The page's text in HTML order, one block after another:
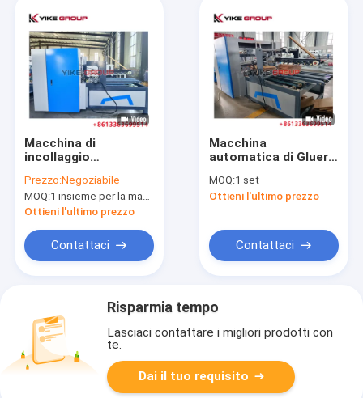
Macchina di
incollaggio
cartoni YIKE GROUP
Prezzo:Negoziabile
MOQ:1 insieme per la macchina automatica di Gluer della cartella
Ottieni l'ultimo prezzo
Contattaci
Macchina
automatica di Gluer
contenitore di
cartone, macchina
pieghevole
MOQ:1 set
Ottieni l'ultimo prezzo
Contattaci
Risparmia tempo
Lasciaci contattare i migliori prodotti con
te.
Dai il tuo requisito